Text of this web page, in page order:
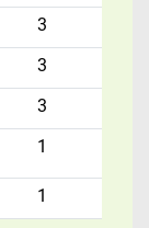
3
3
3
1
1